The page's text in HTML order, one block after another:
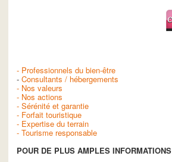
- Professionnels du bien-être
- Consultants / hébergements
- Nos valeurs
- Nos actions
- Sérénité et garantie
- Forfait touristique
- Expertise du terrain
- Tourisme responsable
POUR DE PLUS AMPLES INFORMATIONS